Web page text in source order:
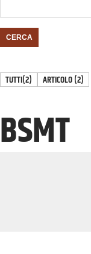
CERCA
TUTTI(2) ARTICOLO(2)
BSMT